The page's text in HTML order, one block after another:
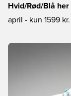
Hvid/Rød/Blå her
april - kun 1599 kr.